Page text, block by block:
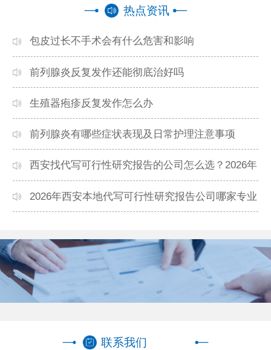
热点资讯
包皮过长不手术会有什么危害和影响
前列腺炎反复发作还能彻底治好吗
生殖器疱疹反复发作怎么办
前列腺炎有哪些症状表现及日常护理注意事项
西安找代写可行性研究报告的公司怎么选？2026年
本地高口碑机构排名
2026年西安本地代写可行性研究报告公司哪家专业
联系我们